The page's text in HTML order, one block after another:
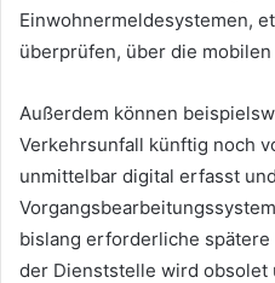
Einwohnermeldesystemen,
überprüfen, über die
Außerdem können
Verkehrsunfall künftig noch
unmittelbar digital erfasst
bislang erforderliche
der Dienststelle wird obsolet